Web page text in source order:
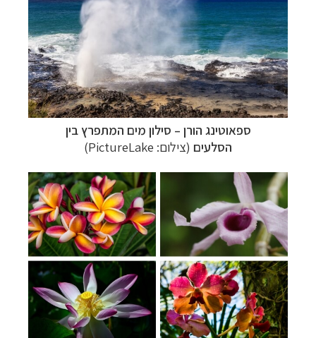
ספאוטינג הורן – סילון מים המתפרץ בין
הסלעים (צילום: PictureLake)